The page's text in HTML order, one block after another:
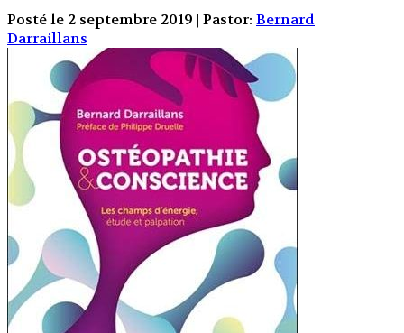
Posté le 2 septembre 2019 | Pastor: Bernard
Darraillans